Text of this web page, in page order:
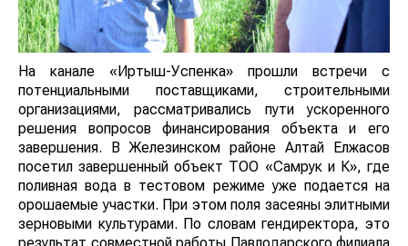
На канале «Иртыш-Успенка» прошли встречи с
потенциальными поставщиками, строительными
организациями, рассматривались пути ускоренного
решения вопросов финансирования объекта и его
завершения. В Железинском районе Алтай Елжасов
посетил завершенный объект ТОО «Самрук и К», где
поливная вода в тестовом режиме уже подается на
орошаемые участки. При этом поля засеяны элитными
зерновыми культурами. По словам гендиректора, это